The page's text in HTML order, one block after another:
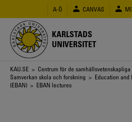
huvudinnehåll
A-Ö CANVAS
KARLSTADS
UNIVERSITET
Länkstig
KAU.SE > Centrum för de
Samverkan skola och forskning > Education
(EBAN) > EBAN lectures